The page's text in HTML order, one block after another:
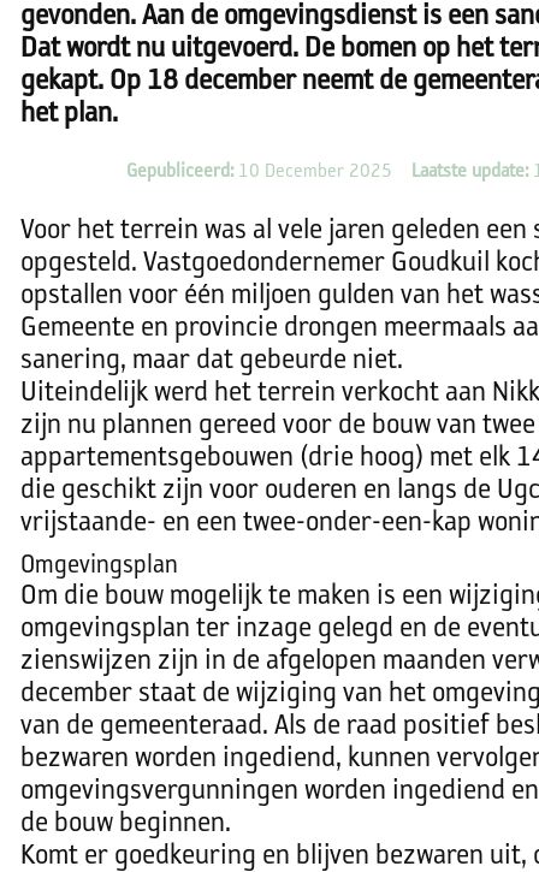
gevonden. Aan de omgevingsdienst is een
Dat wordt nu uitgevoerd. De bomen op het
gekapt. Op 18 december neemt de
het plan.
Gepubliceerd: 10 December 2025 Laatste update:
Voor het terrein was al vele jaren geleden een
opgesteld. Vastgoedondernemer Goudkuil
opstallen voor één miljoen gulden van het
Gemeente en provincie drongen meermaals
sanering, maar dat gebeurde niet.
Uiteindelijk werd het terrein verkocht aan
zijn nu plannen gereed voor de bouw van twee
appartementsgebouwen (drie hoog) met elk
die geschikt zijn voor ouderen en langs de
vrijstaande- en een twee-onder-een-kap
Omgevingsplan
Om die bouw mogelijk te maken is een
omgevingsplan ter inzage gelegd en de
zienswijzen zijn in de afgelopen maanden
december staat de wijziging van het
van de gemeenteraad. Als de raad positief
bezwaren worden ingediend, kunnen
omgevingsvergunningen worden ingediend
de bouw beginnen.
Komt er goedkeuring en blijven bezwaren uit,